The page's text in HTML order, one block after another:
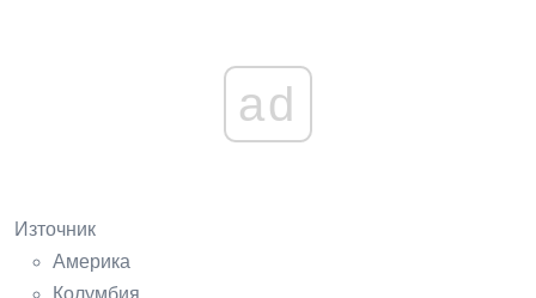
ad
Източник
Америка
Колумбия